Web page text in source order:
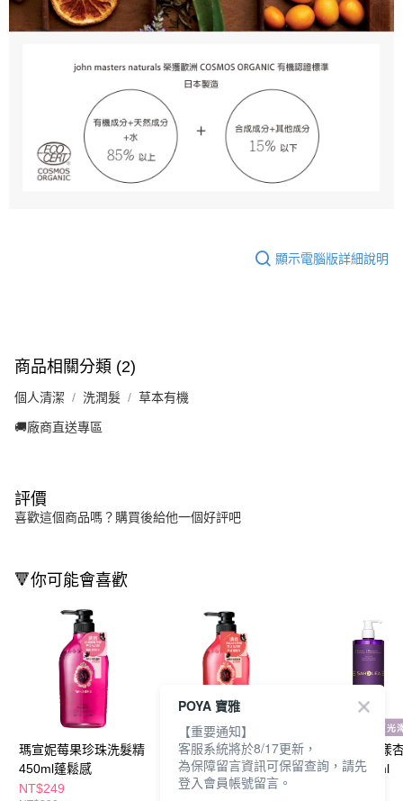
顯示電腦版詳細說明
商品相關分類 (2)
個人清潔 洗潤髮 草本有機
🚚廠商直送專區
評價
喜歡這個商品嗎？購買後給他一個好評吧
🔻你可能會喜歡
瑪宣妮莓果珍珠洗髮精
450ml蓬鬆感
NT$249
瑪宣妮蜜桃珍珠洗髮精
450ml絲潤感
NT$249
森歐黎漾極水漾
順洗髮精480ml
POYA 寶雅
【重要通知】
客服系統將於8/17更新，
為保障留言資訊可保留查詢，請先
登入會員帳號留言。